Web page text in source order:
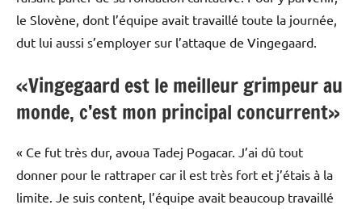
le Slovène, dont l’équipe avait travaillé toute la journée,
dut lui aussi s’employer sur l’attaque de Vingegaard.
«Vingegaard est le meilleur grimpeur au
monde, c’est mon principal concurrent»
« Ce fut très dur, avoua Tadej Pogacar. J’ai dû tout
donner pour le rattraper car il est très fort et j’étais à la
limite. Je suis content, l’équipe avait beaucoup travaillé